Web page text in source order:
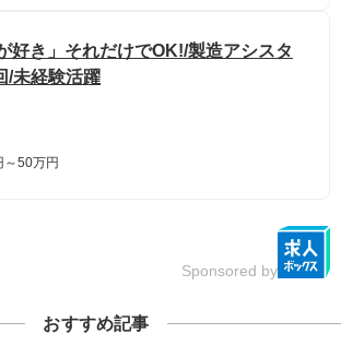
好き」それだけでOK!/製造アシスタ
/未経験活躍
～50万円
Sponsored by
おすすめ記事